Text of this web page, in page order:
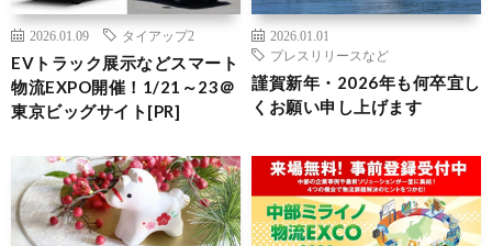
2026.01.09 タイアップ2
EVトラック展示などスマート
物流EXPO開催！1/21～23＠
東京ビッグサイト[PR]
2026.01.01
プレスリリースなど
謹賀新年・2026年も何卒宜し
くお願い申し上げます